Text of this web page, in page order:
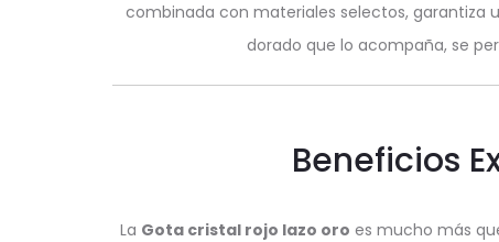
combinada con materiales selectos, garantiza
dorado que lo acompaña, se
Beneficios
La Gota cristal rojo lazo oro es mucho más